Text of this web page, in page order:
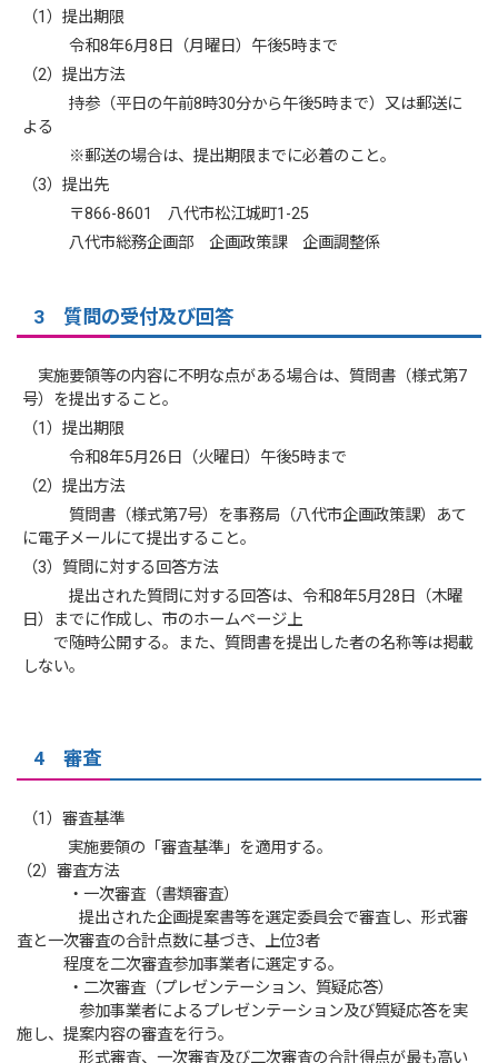
（1）提出期限
令和8年6月8日（月曜日）午後5時まで
（2）提出方法
持参（平日の午前8時30分から午後5時まで）又は郵送に
よる
※郵送の場合は、提出期限までに必着のこと。
（3）提出先
〒866-8601 八代市松江城町1-25
八代市総務企画部 企画政策課 企画調整係
3 質問の受付及び回答
実施要領等の内容に不明な点がある場合は、質問書（様式第7
号）を提出すること。
（1）提出期限
令和8年5月26日（火曜日）午後5時まで
（2）提出方法
質問書（様式第7号）を事務局（八代市企画政策課）あて
に電子メールにて提出すること。
（3）質問に対する回答方法
提出された質問に対する回答は、令和8年5月28日（木曜
日）までに作成し、市のホームぺージ上
で随時公開する。また、質問書を提出した者の名称等は掲載
しない。
4 審査
（1）審査基準
実施要領の「審査基準」を適用する。
（2）審査方法
・一次審査（書類審査）
提出された企画提案書等を選定委員会で審査し、形式審
査と一次審査の合計点数に基づき、上位3者
程度を二次審査参加事業者に選定する。
・二次審査（プレゼンテーション、質疑応答）
参加事業者によるプレゼンテーション及び質疑応答を実
施し、提案内容の審査を行う。
形式審査、一次審査及び二次審査の合計得点が最も高い